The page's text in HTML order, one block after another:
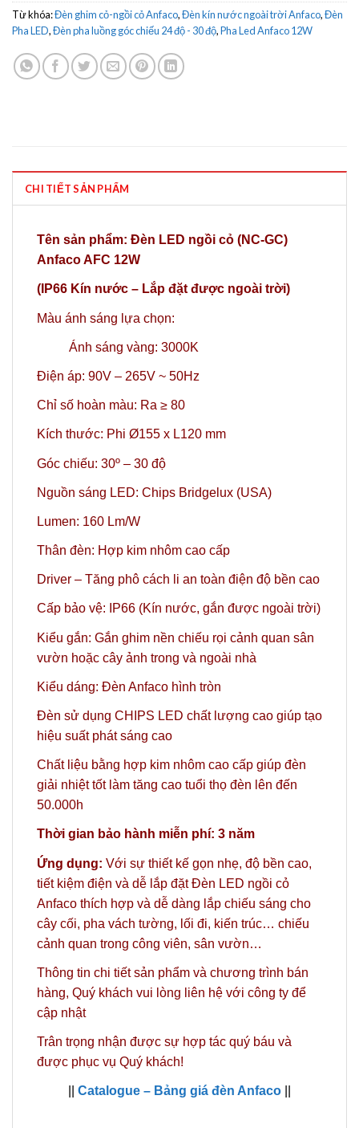
Từ khóa:Đèn ghim cỏ-ngồi cỏ Anfaco,Đèn kín nước ngoài trời Anfaco,Đèn
Pha LED,Đèn pha luồng góc chiếu 24 độ - 30 độ,Pha Led Anfaco 12W
CHI TIẾT SẢN PHẨM
Tên sản phẩm: Đèn LED ngồi cỏ (NC-GC)
Anfaco AFC 12W
(IP66 Kín nước – Lắp đặt được ngoài trời)
Màu ánh sáng lựa chọn:
Ánh sáng vàng: 3000K
Điện áp: 90V – 265V ~ 50Hz
Chỉ số hoàn màu: Ra ≥ 80
Kích thước: Phi Ø155 x L120 mm
Góc chiếu: 30º – 30 độ
Nguồn sáng LED: Chips Bridgelux (USA)
Lumen: 160 Lm/W
Thân đèn: Hợp kim nhôm cao cấp
Driver – Tăng phô cách li an toàn điện độ bền cao
Cấp bảo vệ: IP66 (Kín nước, gắn được ngoài trời)
Kiểu gắn: Gắn ghim nền chiếu rọi cảnh quan sân
vườn hoặc cây ảnh trong và ngoài nhà
Kiểu dáng: Đèn Anfaco hình tròn
Đèn sử dụng CHIPS LED chất lượng cao giúp tạo
hiệu suất phát sáng cao
Chất liệu bằng hợp kim nhôm cao cấp giúp đèn
giải nhiệt tốt làm tăng cao tuổi thọ đèn lên đến
50.000h
Thời gian bảo hành miễn phí: 3 năm
Ứng dụng: Với sự thiết kế gọn nhẹ, độ bền cao,
tiết kiệm điện và dễ lắp đặt Đèn LED ngồi cỏ
Anfaco thích hợp và dễ dàng lắp chiếu sáng cho
cây cối, pha vách tường, lối đi, kiến trúc… chiếu
cảnh quan trong công viên, sân vườn…
Thông tin chi tiết sản phẩm và chương trình bán
hàng, Quý khách vui lòng liên hệ với công ty để
cập nhật
Trân trọng nhận được sự hợp tác quý báu và
được phục vụ Quý khách!
Catalogue – Bảng giá đèn Anfaco